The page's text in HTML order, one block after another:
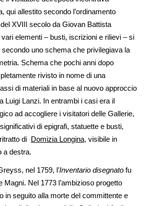
qui allestito secondo l’ordinamento
XVIII secolo da Giovan Battista
vari elementi – busti, iscrizioni e rilievi – si
uno schema che privilegiava la
Schema che pochi anni dopo
rivisto in nome di una
di materiali in base al nuovo approccio
Luigi Lanzi. In entrambi i casi era il
ad accogliere i visitatori delle Gallerie,
di epigrafi, statuette e busti,
di Domizia Longina, visibile in
a destra.
nel 1759, l’Inventario disegnatofu
Magni. Nel 1773 l’ambizioso progetto
in seguito alla morte del committente e